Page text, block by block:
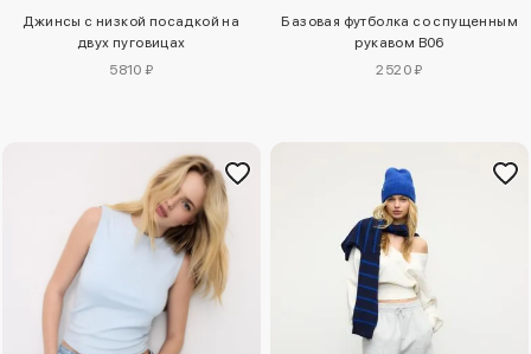
Джинсы с низкой посадкой на
двух пуговицах
5810 ₽
Базовая футболка со спущенным
рукавом B06
2520 ₽